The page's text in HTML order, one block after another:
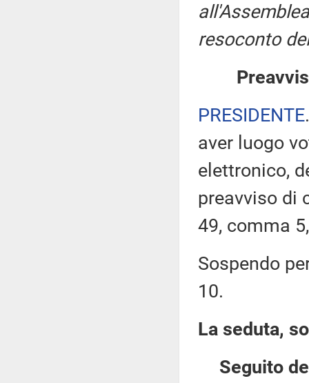
resoconto
PRESIDENTE
aver luogo
elettronico,
preavviso di
49, comma
Sospendo
10.
La seduta,
Seguito